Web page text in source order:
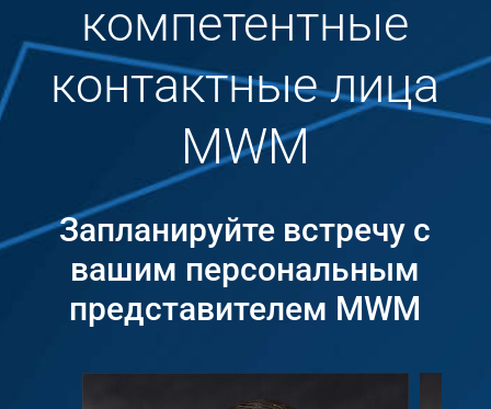
компетентные
контактные лица
MWM
Запланируйте встречу с
вашим персональным
представителем MWM